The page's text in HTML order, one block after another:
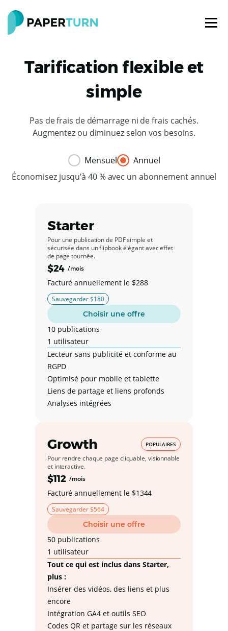
Tarification flexible et
simple
Pas de frais de démarrage ni de frais cachés.
Augmentez ou diminuez selon vos besoins.
Mensuel
Annuel
Économisez jusqu’à 40 % avec un abonnement annuel
Starter
Pour une publication de PDF simple et
sécurisée dans un flipbook élégant avec effet
de page tournée.
$24 /mois
Facturé annuellement le $288
Sauvegarder $180
Choisir une offre
10 publications
1 utilisateur
Lecteur sans publicité et conforme au
RGPD
Optimisé pour mobile et tablette
Liens de partage et liens profonds
Analyses intégrées
Growth POPULAIRES
Pour rendre chaque page cliquable, visionnable
et interactive.
$112 /mois
Facturé annuellement le $1344
Sauvegarder $564
Choisir une offre
50 publications
1 utilisateur
Tout ce qui est inclus dans Starter,
plus :
Insérer des vidéos, des liens et plus
encore
Intégration GA4 et outils SEO
Codes QR et partage sur les réseaux